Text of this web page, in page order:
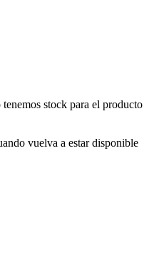
stock para el producto
vuelva a estar disponible